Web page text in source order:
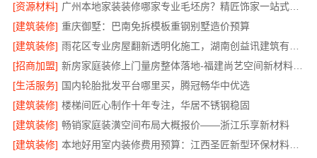
[资源材料]
广州本地家装装修哪家专业毛坯房？精匠饰家一站式服务
[建筑装修] 重庆御墅：巴南免拆模板重钢别墅造价预算
[建筑装修]
[招商加盟]
新房家庭装修上门量房整体落地-福建尚艺空间新材料科技有限公司
[生活服务] 国内轮胎批发平台哪里买，腾冠畅华中优选
[建筑装修] 楼梯间匠心制作十年专注，华居不锈钢稳固
[建筑装修] 畅销家庭装潢空间布局大概报价——浙江乐享新材料
[建筑装修]
本地好用室内装修费用预算：江西圣匠新型环保材料有限公司